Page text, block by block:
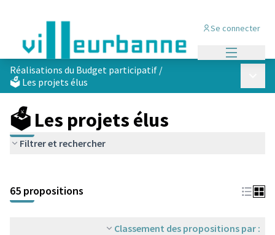
Se connecter
Réalisations du Budget participatif /
🗳️ Les projets élus
🗳️ Les projets élus
Filtrer et rechercher
+
−
65 propositions
Classement des propositions par :